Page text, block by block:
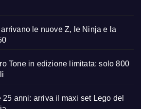
le nuove Z, le Ninja e la
Tone in edizione limitata: solo 800
25 anni: arriva il maxi set Lego del